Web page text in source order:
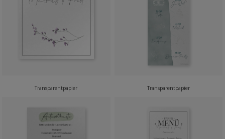
Transparentpapier Transparentpapier